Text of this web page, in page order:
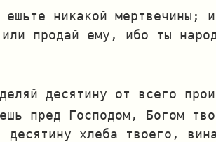
ешьте никакой мертвечины;
продай ему, ибо ты
десятину от всего
пред Господом, Богом
десятину хлеба твоего,